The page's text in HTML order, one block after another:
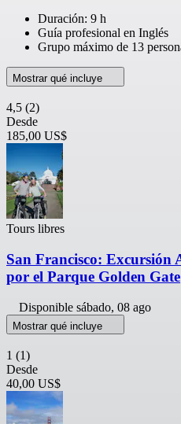
Duración: 9 h
Guía profesional en Inglés
Grupo máximo de 13
Mostrar qué incluye
4,5 (2)
Desde
185,00 US$
Tours libres
San Francisco: Excursión
por el Parque Golden Gate
Disponible sábado, 08 ago
Mostrar qué incluye
1 (1)
Desde
40,00 US$